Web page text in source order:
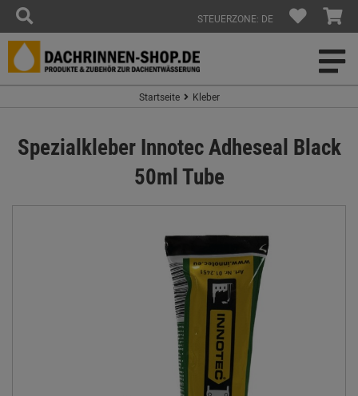
STEUERZONE: DE
Startseite Kleber
Spezialkleber Innotec Adheseal Black
50ml Tube